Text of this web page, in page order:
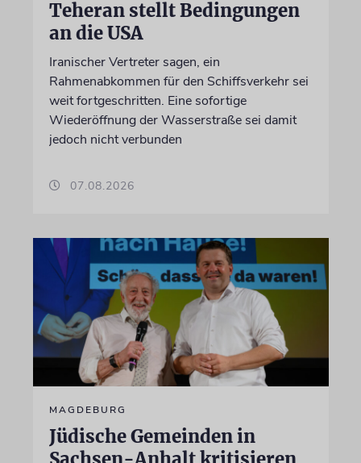
Teheran stellt Bedingungen
an die USA
Iranischer Vertreter sagen, ein
Rahmenabkommen für den Schiffsverkehr sei
weit fortgeschritten. Eine sofortige
Wiederöffnung der Wasserstraße sei damit
jedoch nicht verbunden
07.08.2026
MAGDEBURG
Jüdische Gemeinden in